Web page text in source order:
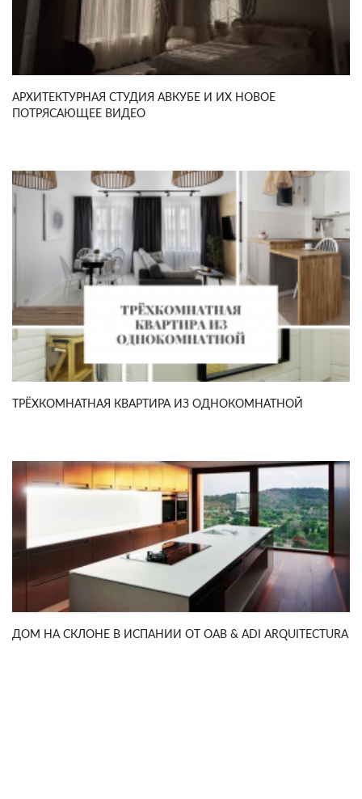
АРХИТЕКТУРНАЯ СТУДИЯ АВКУБЕ И ИХ НОВОЕ
ПОТРЯСАЮЩЕЕ ВИДЕО
ТРЁХКОМНАТНАЯ КВАРТИРА ИЗ ОДНОКОМНАТНОЙ
ДОМ НА СКЛОНЕ В ИСПАНИИ ОТ OAB & ADI ARQUITECTURA